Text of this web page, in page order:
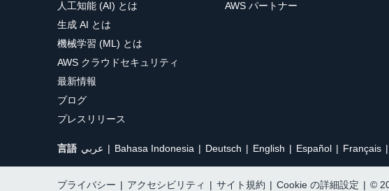
人工知能 (AI) とは
生成 AI とは
機械学習 (ML) とは
AWS クラウドセキュリティ
最新情報
ブログ
プレスリリース
AWS パートナー
言語 عربي Bahasa Indonesia Deutsch English Español Français
プライバシー | アクセシビリティ | サイト規約 | Cookie の詳細設定 | ©